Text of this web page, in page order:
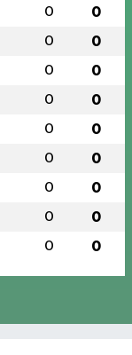
0 0
0 0
0 0
0 0
0 0
0 0
0 0
0 0
0 0